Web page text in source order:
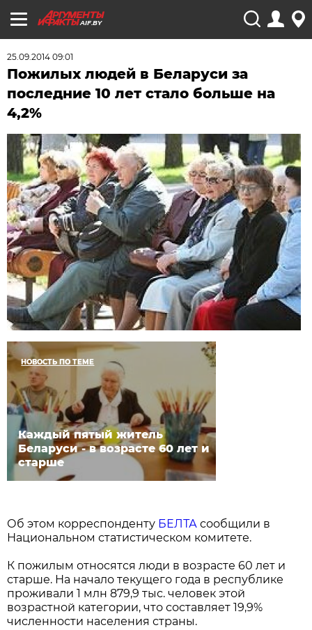
AIF.BY
25.09.2014 09:01
Пожилых людей в Беларуси за
последние 10 лет стало больше на
4,2%
НОВОСТЬ ПО ТЕМЕ
Каждый пятый житель
Беларуси - в возрасте 60 лет и
старше
Об этом корреспонденту БЕЛТАсообщили в
Национальном статистическом комитете.
К пожилым относятся люди в возрасте 60 лет и
старше. На начало текущего года в республике
проживали 1 млн 879,9 тыс. человек этой
возрастной категории, что составляет 19,9%
численности населения страны.